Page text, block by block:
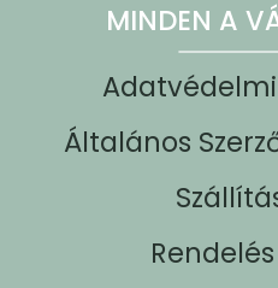
MINDEN A
Általános